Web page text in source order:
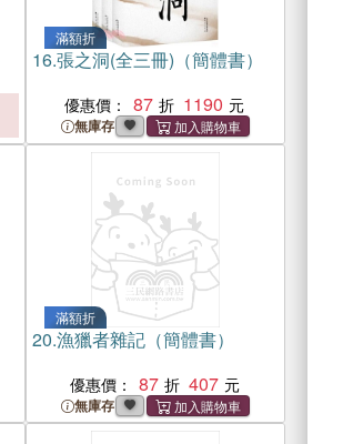
滿額折
16.張之洞(全三冊)（簡體書）
優惠價： 87 1190
無庫存
滿額折
20.漁獵者雜記（簡體書）
優惠價： 87 407
無庫存